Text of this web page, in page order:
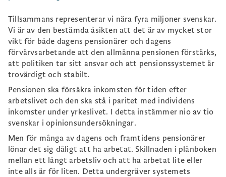
Tillsammans representerar vi nära fyra miljoner svenskar.
Vi är av den bestämda åsikten att det är av mycket stor
vikt för både dagens pensionärer och dagens
förvärvsarbetande att den allmänna pensionen förstärks,
att politiken tar sitt ansvar och att pensionssystemet är
trovärdigt och stabilt.
Pensionen ska försäkra inkomsten för tiden efter
arbetslivet och den ska stå i paritet med individens
inkomster under yrkeslivet. I detta instämmer nio av tio
svenskar i opinions­undersökningar.
Men för många av dagens och framtidens pensionärer
lönar det sig dåligt att ha arbetat. Skillnaden i plånboken
mellan ett långt arbetsliv och att ha arbetat lite eller
inte alls är för liten. Detta undergräver systemets